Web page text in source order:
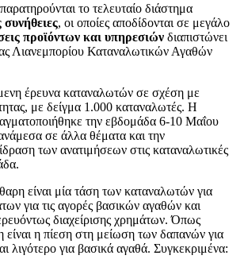
το τελευταίο διάστημα
, οι οποίες αποδίδονται σε μεγάλο
προϊόντων και υπηρεσιών διαπιστώνει
Λιανεμπορίου Καταναλωτικών Αγαθών
έρευνα καταναλωτών σε σχέση με
με δείγμα 1.000 καταναλωτές. Η
την εβδομάδα 6-10 Μαΐου
σε άλλα θέματα και την
των ανατιμήσεων στις καταναλωτικές
είναι μία τάση των καταναλωτών για
για τις αγορές βασικών αγαθών και
διαχείρισης χρημάτων. Όπως
είναι η πίεση στη μείωση των δαπανών για
λιγότερο για βασικά αγαθά. Συγκεκριμένα: